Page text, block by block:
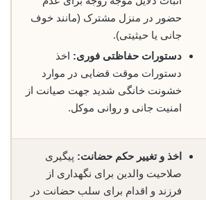
حضور در منزل مشترک (مانند خوف
جانی یا حیثیتی).
دستورات حفاظتی فوری: اخذ
دستورات موقت قضایی در موارد
خشونت خانگی شدید جهت صیانت از
امنیت جانی و روانی موکل.
اخذ و تغییر حکم حضانت: پیگیری
صلاحیت والدین برای نگهداری از
فرزند و اقدام برای سلب حضانت در